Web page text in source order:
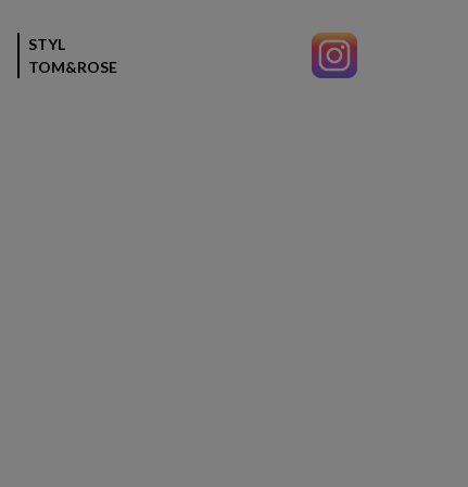
STYL
TOM&ROSE